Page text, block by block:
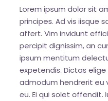
Lorem ipsum dolor sit
principes. Ad vis iisque
affert. Vim invidunt
percipit dignissim, an
ipsum mentitum
expetendis. Dictas
admodum hendrerit eu
eu. Ei qui solet offendit.